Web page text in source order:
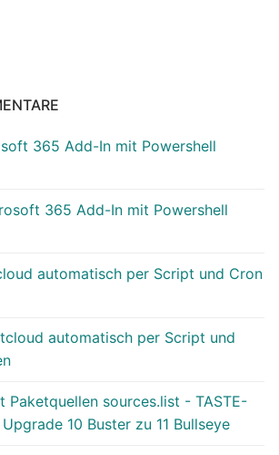
365 Add-In mit Powershell
365 Add-In mit Powershell
automatisch per Script und Cron
automatisch per Script und
Paketquellen sources.list - TASTE-
10 Buster zu 11 Bullseye